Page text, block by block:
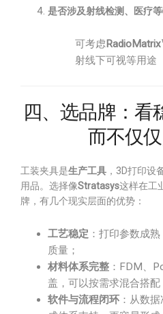
是否涉及射线检测、医疗
可考虑
射线下可视等用途
四、选品牌：看
而不仅
工装夹具是生产工具 ，3D打印设
用品。选择像Stratasys这样在工
牌，有几个现实层面的优势：
工艺稳定 ：打印参数成
质量；
材料体系完整 ：FDM、
盖，可以按需求混合搭配
软件与流程闭环 ：从数